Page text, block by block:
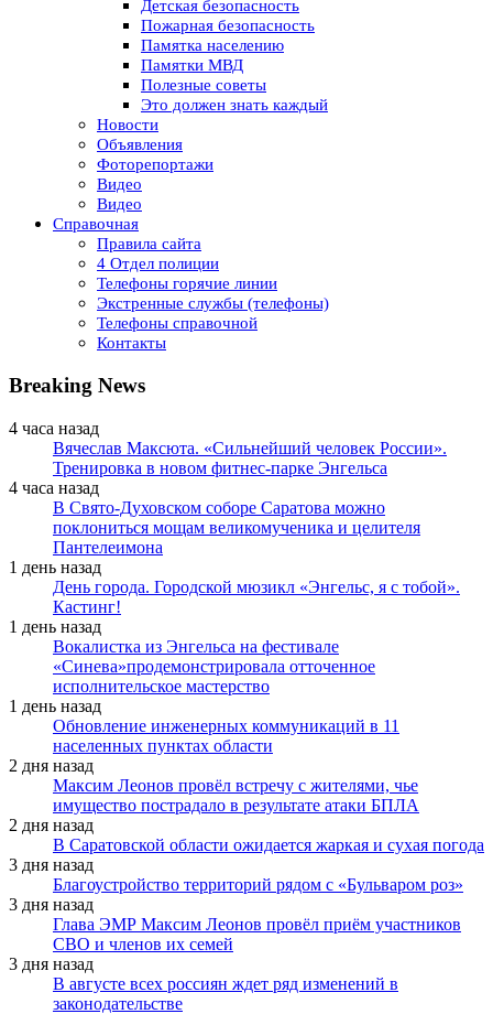
Детская безопасность
Пожарная безопасность
Памятка населению
Памятки МВД
Полезные советы
Это должен знать каждый
Новости
Объявления
Фоторепортажи
Видео
Видео
Справочная
Правила сайта
4 Отдел полиции
Телефоны горячие линии
Экстренные службы (телефоны)
Телефоны справочной
Контакты
Breaking News
4 часа назад
Вячеслав Максюта. «Сильнейший человек России».
Тренировка в новом фитнес-парке Энгельса
4 часа назад
В Свято-Духовском соборе Саратова можно
поклониться мощам великомученика и целителя
Пантелеимона
1 день назад
День города. Городской мюзикл «Энгельс, я с тобой».
Кастинг!
1 день назад
Вокалистка из Энгельса на фестивале
«Синева»продемонстрировала отточенное
исполнительское мастерство
1 день назад
Обновление инженерных коммуникаций в 11
населенных пунктах области
2 дня назад
Максим Леонов провёл встречу с жителями, чье
имущество пострадало в результате атаки БПЛА
2 дня назад
В Саратовской области ожидается жаркая и сухая погода
3 дня назад
Благоустройство территорий рядом с «Бульваром роз»
3 дня назад
Глава ЭМР Максим Леонов провёл приём участников
СВО и членов их семей
3 дня назад
В августе всех россиян ждет ряд изменений в
законодательстве